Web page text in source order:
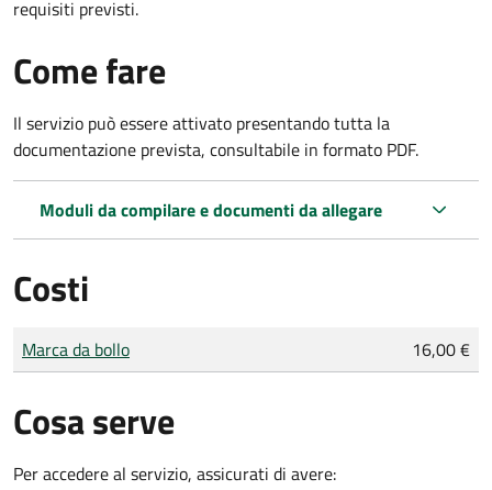
requisiti previsti.
Come fare
Il servizio può essere attivato presentando tutta la
documentazione prevista, consultabile in formato PDF.
Moduli da compilare e documenti da allegare
Costi
Tipo di pagamento
Importo
Marca da bollo 16,00 €
Cosa serve
Per accedere al servizio, assicurati di avere: